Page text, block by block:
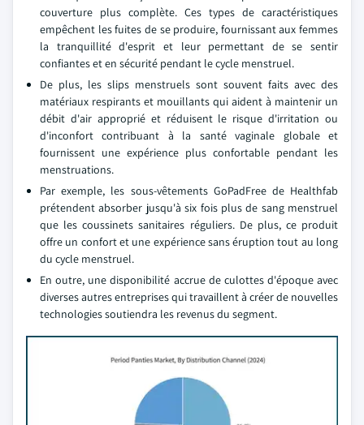
couverture plus complète. Ces types de caractéristiques
empêchent les fuites de se produire, fournissant aux femmes
la tranquillité d'esprit et leur permettant de se sentir
confiantes et en sécurité pendant le cycle menstruel.
De plus, les slips menstruels sont souvent faits avec des
matériaux respirants et mouillants qui aident à maintenir un
débit d'air approprié et réduisent le risque d'irritation ou
d'inconfort contribuant à la santé vaginale globale et
fournissent une expérience plus confortable pendant les
menstruations.
Par exemple, les sous-vêtements GoPadFree de Healthfab
prétendent absorber jusqu'à six fois plus de sang menstruel
que les coussinets sanitaires réguliers. De plus, ce produit
offre un confort et une expérience sans éruption tout au long
du cycle menstruel.
En outre, une disponibilité accrue de culottes d'époque avec
diverses autres entreprises qui travaillent à créer de nouvelles
technologies soutiendra les revenus du segment.